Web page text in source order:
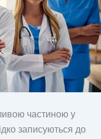
частиною у
записуються до